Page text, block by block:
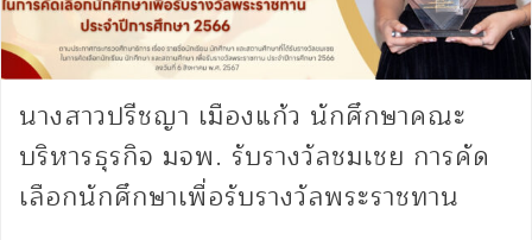
นางสาวปรีชญา เมืองแก้ว นักศึกษาคณะ
บริหารธุรกิจ มจพ. รับรางวัลชมเชย การคัด
เลือกนักศึกษาเพื่อรับรางวัลพระราชทาน